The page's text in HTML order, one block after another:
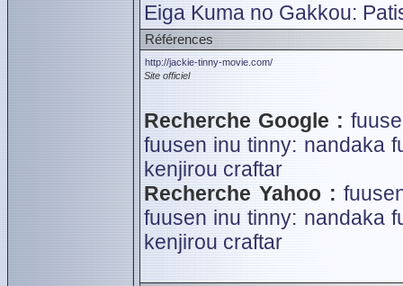
Eiga Kuma no Gakkou:
Références
http://jackie-tinny-movie.com/
Site officiel
Recherche Google :
fuusen inu tinny: nandaka
kenjirou craftar
Recherche Yahoo :
fuusen inu tinny: nandaka
kenjirou craftar